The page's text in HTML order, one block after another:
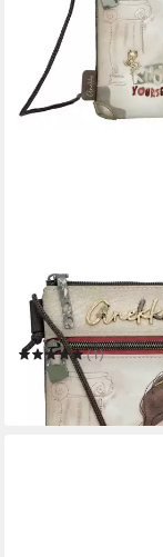
ANEKKE
Umhängetasche Mini
Crossbody Bag
(1)
ab 29,35 €
in 3-4 Werktagen bei dir